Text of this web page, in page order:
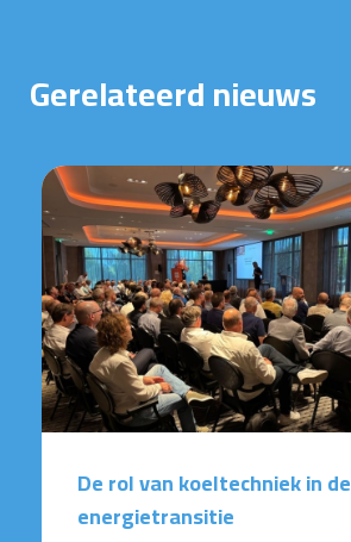
Gerelateerd nieuws
De rol van koeltechniek in de
energietransitie